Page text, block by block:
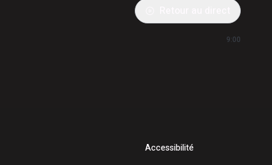
9:00
Accessibilité